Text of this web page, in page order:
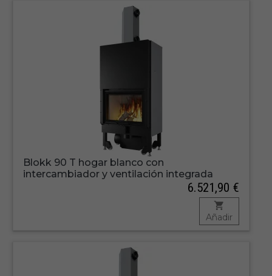
Blokk 90 T hogar blanco con
intercambiador y ventilación integrada
6.521,90 €
Añadir